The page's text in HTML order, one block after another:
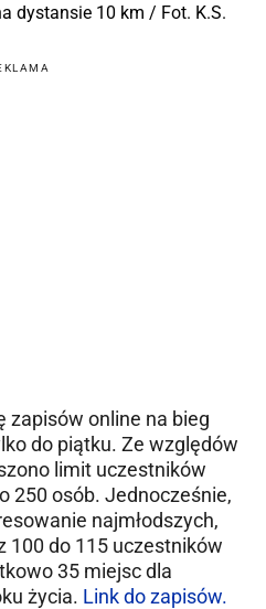
dystansie 10 km / Fot. K.S.
zapisów online na bieg
do piątku. Ze względów
limit uczestników
250 osób. Jednocześnie,
najmłodszych,
100 do 115 uczestników
35 miejsc dla
życia. Link do zapisów.